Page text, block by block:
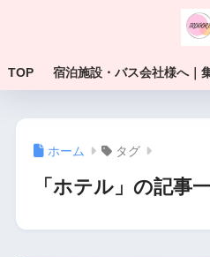
TOP 宿泊施設・バス会社様へ｜
ホーム タグ
「ホテル」の記事